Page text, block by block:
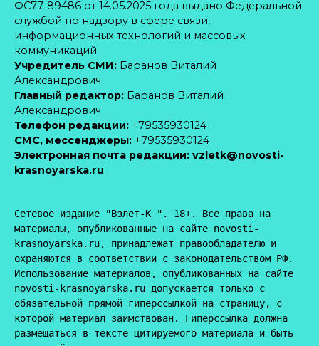
ФС77-89486 от 14.05.2025 года выдано Федеральной
службой по надзору в сфере связи,
информационных технологий и массовых
коммуникаций
Учредитель СМИ: Баранов Виталий
Александрович
Главный редактор: Баранов Виталий
Александрович
Телефон редакции: +79535930124
CМС, мессенджеры: +79535930124
Электронная почта редакции: vzletk@novosti-
krasnoyarska.ru
Сетевое издание "Взлет-К ". 18+. Все права на
материалы, опубликованные на сайте novosti-
krasnoyarska.ru, принадлежат правообладателю и
охраняются в соответствии с законодательством РФ.
Использование материалов, опубликованных на сайте
novosti-krasnoyarska.ru допускается только с
обязательной прямой гиперссылкой на страницу, с
которой материал заимствован. Гиперссылка должна
размещаться в тексте цитируемого материала и быть